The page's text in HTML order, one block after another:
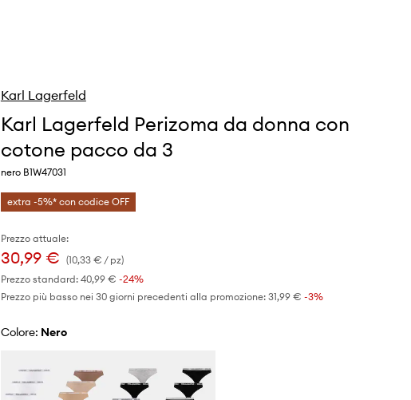
Karl Lagerfeld
Karl Lagerfeld Perizoma da donna con
cotone pacco da 3
nero B1W47031
extra -5%* con codice OFF
Prezzo attuale:
30,99 € (10,33 € / pz)
Prezzo standard: 40,99 € -24%
Prezzo più basso nei 30 giorni precedenti alla promozione: 31,99 € -3%
Colore: nero